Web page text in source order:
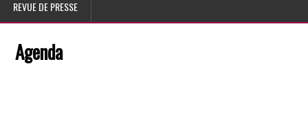
REVUE DE PRESSE
Agenda